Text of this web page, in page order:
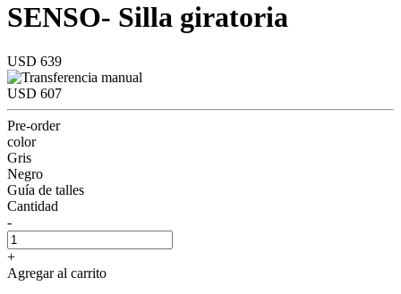
SENSO- Silla giratoria
USD 639
USD 607
Pre-order
color
Gris
Negro
Guía de talles
Cantidad
-
+
Agregar al carrito